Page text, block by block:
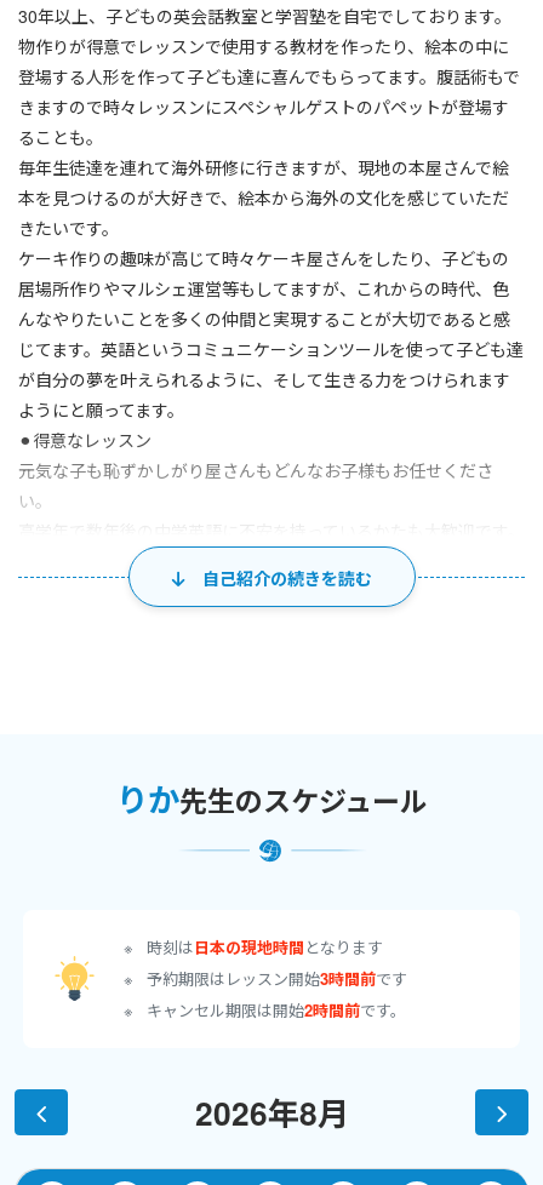
30年以上、子どもの英会話教室と学習塾を自宅でしております。
物作りが得意でレッスンで使用する教材を作ったり、絵本の中に
登場する人形を作って子ども達に喜んでもらってます。腹話術もで
きますので時々レッスンにスペシャルゲストのパペットが登場す
ることも。
毎年生徒達を連れて海外研修に行きますが、現地の本屋さんで絵
本を見つけるのが大好きで、絵本から海外の文化を感じていただ
きたいです。
ケーキ作りの趣味が高じて時々ケーキ屋さんをしたり、子どもの
居場所作りやマルシェ運営等もしてますが、これからの時代、色
んなやりたいことを多くの仲間と実現することが大切であると感
じてます。英語というコミュニケーションツールを使って子ども達
が自分の夢を叶えられるように、そして生きる力をつけられます
ようにと願ってます。
⚫︎得意なレッスン
元気な子も恥ずかしがり屋さんもどんなお子様もお任せくださ
い。
わかりやすい教材を使って複雑な文法への不安を取り除きます。
て何よりも「わかりません。」と言える先生であることの大切さ
に気づきました。辛い勉強から楽しい勉強へのお手伝いさせてく
小さなお子様はご家族もご一緒に参加してください。おじいちゃ
ん、おばあちゃん、お父さん、お母さん、どなたでも結構です。
一緒にお子様と楽しんでいただけると嬉しいです！
⚫︎居住国 日本
自己紹介の続きを読む
りか先生のスケジュール
時刻は日本の現地時間 となります
予約期限はレッスン開始3時間前です
キャンセル期限は開始2時間前です。
2026年8月